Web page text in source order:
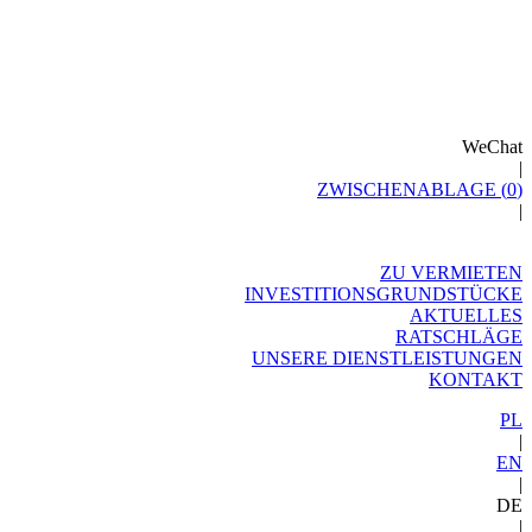
WeChat
|
ZWISCHENABLAGE (0)
|
ZU VERMIETEN
INVESTITIONSGRUNDSTÜCKE
AKTUELLES
RATSCHLÄGE
UNSERE DIENSTLEISTUNGEN
KONTAKT
PL
|
EN
|
DE
|